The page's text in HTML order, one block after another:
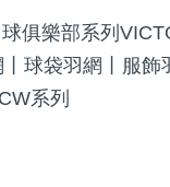
俱樂部系列
球袋羽網丨服飾
系列